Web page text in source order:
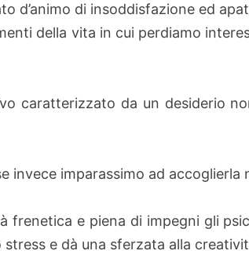
d’animo di insoddisfazione ed
della vita in cui perdiamo
caratterizzato da un desiderio
invece imparassimo ad
frenetica e piena di impegni gli
stress e dà una sferzata alla